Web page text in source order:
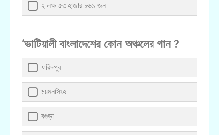
২ লক্ষ ৫৩ হাজার ৮৬১ জন
‘ভাটিয়ালী বাংলাদেশের কোন অঞ্চলের গান ?
ফরিদপুর
ময়মনসিংহ
বগুড়া